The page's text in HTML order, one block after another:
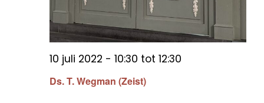
Ds. T. Wegman (Zeist)
10 juli 2022 - 10:30 tot 12:30